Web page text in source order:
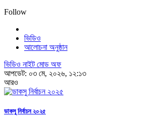
Follow
ভিডিও
আলোচনা অনুষ্ঠান
ভিডিও নাইট মোড অফ
আপডেট: ০৩ মে, ২০২৬, ১২:১৩
আরও
ডাকসু নির্বাচন ২০২৫